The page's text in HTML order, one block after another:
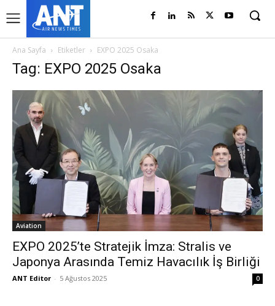
Ana Sayfa Etiketler EXPO 2025 Osaka
Tag: EXPO 2025 Osaka
Aviation
EXPO 2025’te Stratejik İmza: Stralis ve
Japonya Arasında Temiz Havacılık İş Birliği
ANT Editor - 5 Ağustos 2025 0